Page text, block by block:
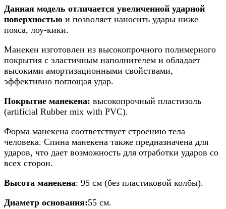
Данная модель отличается увеличенной ударной
поверхностью и позволяет наносить удары ниже
пояса, лоу-кики.
Манекен изготовлен из высокопрочного полимерного
покрытия с эластичным наполнителем и обладает
высокими амортизационными свойствами,
эффективно поглощая удар.
Покрытие манекена: высокопрочный пластизоль
(artificial Rubber mix with PVC).
Форма манекена соответствует строению тела
человека. Спина манекена также предназначена для
ударов, что дает возможность для отработки ударов со
всех сторон.
Высота манекена: 95 см (без пластиковой колбы).
Диаметр основания:55 см.